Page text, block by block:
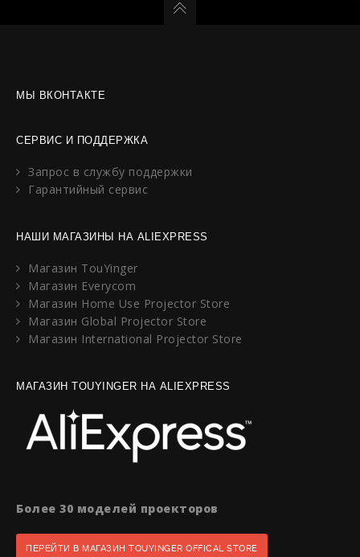
МЫ ВКОНТАКТЕ
СЕРВИС И ПОДДЕРЖКА
Запрос в службу поддержки
Гарантийный сервис
НАШИ МАГАЗИНЫ НА ALIEXPRESS
Магазин TouYinger
Магазин Everycom
Магазин Home Use Projector Store
Магазин Global Projector Store
Магазин International Projector Store
МАГАЗИН TOUYINGER НА ALIEXPRESS
Более 30 моделей проекторов
ПЕРЕЙТИ В МАГАЗИН TOUYINGER OFFICAL STORE